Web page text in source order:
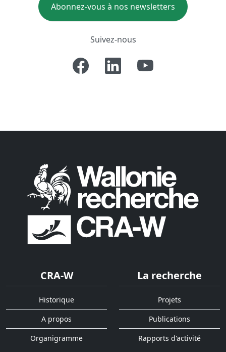
Abonnez-vous à nos newsletters
Suivez-nous
CRA-W
Historique
A propos
Organigramme
La recherche
Projets
Publications
Rapports d'activité